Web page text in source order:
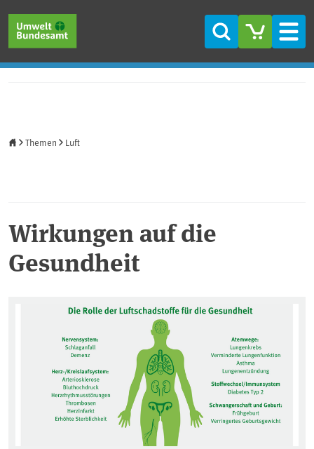
Suche
Themen Luft
Wirkungen auf die
Gesundheit